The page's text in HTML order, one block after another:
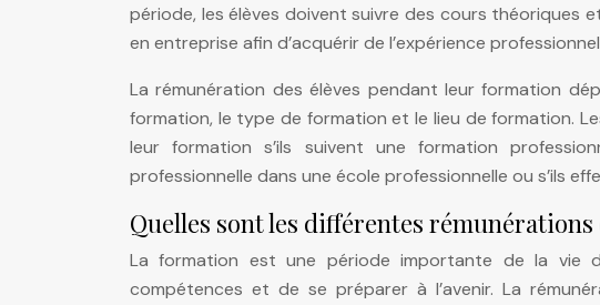
période, les élèves doivent suivre des cours théoriques
en entreprise afin d’acquérir de l’expérience
La rémunération des élèves pendant leur formation
formation, le type de formation et le lieu de formation.
leur formation s’ils suivent une formation
professionnelle dans une école professionnelle ou s’ils
Quelles sont les différentes
La formation est une période importante de la vie
compétences et de se préparer à l’avenir. La